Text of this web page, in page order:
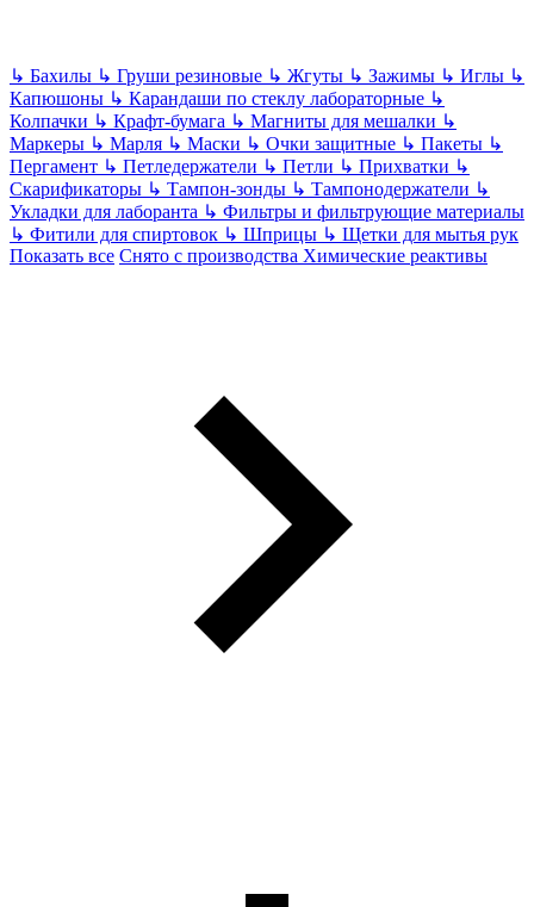
↳ Бахилы ↳ Груши резиновые ↳ Жгуты ↳ Зажимы ↳ Иглы ↳
Капюшоны ↳ Карандаши по стеклу лабораторные ↳
Колпачки ↳ Крафт-бумага ↳ Магниты для мешалки ↳
Маркеры ↳ Марля ↳ Маски ↳ Очки защитные ↳ Пакеты ↳
Пергамент ↳ Петледержатели ↳ Петли ↳ Прихватки ↳
Скарификаторы ↳ Тампон-зонды ↳ Тампонодержатели ↳
Укладки для лаборанта ↳ Фильтры и фильтрующие материалы
↳ Фитили для спиртовок ↳ Шприцы ↳ Щетки для мытья рук
Показать все Снято с производства Химические реактивы